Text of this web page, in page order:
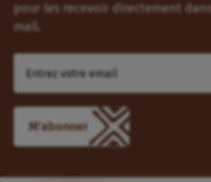
pour les recevoir directement
mail.